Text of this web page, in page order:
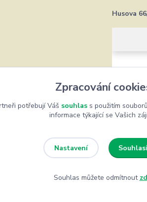
Husova
Zpracování
potřebují Váš souhlass použitím
informace týkající se Vašich
Nastavení
Souhlas můžete odmítnout